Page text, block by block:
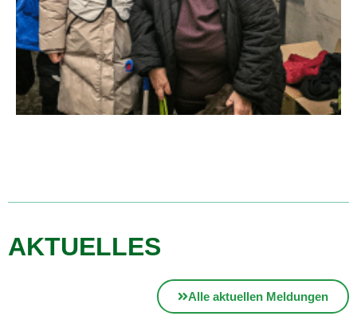
AKTUELLES
Alle aktuellen Meldungen